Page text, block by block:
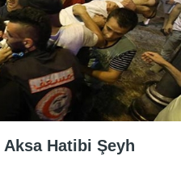
Hatibi Şeyh